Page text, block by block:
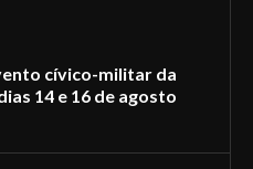
cívico-militar da
14 e 16 de agosto